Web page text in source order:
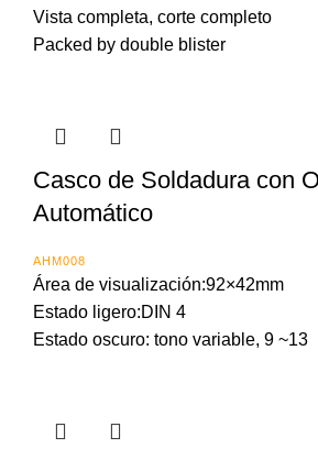
Vista completa, corte completo
Packed by double blister
Casco de Soldadura con
Automático
AHM008
Área de visualización:92×42mm
Estado ligero:DIN 4
Estado oscuro: tono variable, 9 ~13